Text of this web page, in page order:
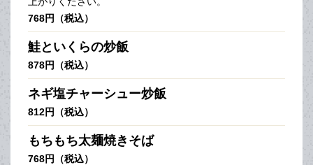
768円（税込）
鮭といくらの炒飯
878円（税込）
ネギ塩チャーシュー炒飯
812円（税込）
もちもち太麺焼きそば
768円（税込）